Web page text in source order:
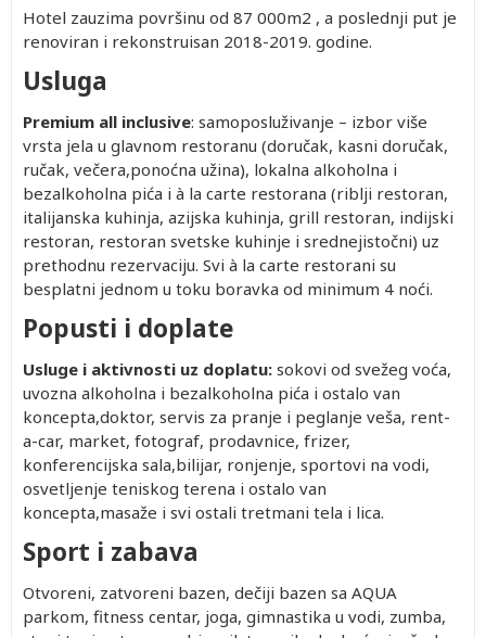
Hotel zauzima površinu od 87 000m2 , a poslednji put je
renoviran i rekonstruisan 2018-2019. godine.
Usluga
Premium all inclusive: samoposluživanje – izbor više
vrsta jela u glavnom restoranu (doručak, kasni doručak,
ručak, večera,ponoćna užina), lokalna alkoholna i
bezalkoholna pića i à la carte restorana (riblji restoran,
italijanska kuhinja, azijska kuhinja, grill restoran, indijski
restoran, restoran svetske kuhinje i srednejistočni) uz
prethodnu rezervaciju. Svi à la carte restorani su
besplatni jednom u toku boravka od minimum 4 noći.
Popusti i doplate
Usluge i aktivnosti uz doplatu: sokovi od svežeg voća,
uvozna alkoholna i bezalkoholna pića i ostalo van
koncepta,doktor, servis za pranje i peglanje veša, rent-
a-car, market, fotograf, prodavnice, frizer,
konferencijska sala,bilijar, ronjenje, sportovi na vodi,
osvetljenje teniskog terena i ostalo van
koncepta,masaže i svi ostali tretmani tela i lica.
Sport i zabava
Otvoreni, zatvoreni bazen, dečiji bazen sa AQUA
parkom, fitness centar, joga, gimnastika u vodi, zumba,